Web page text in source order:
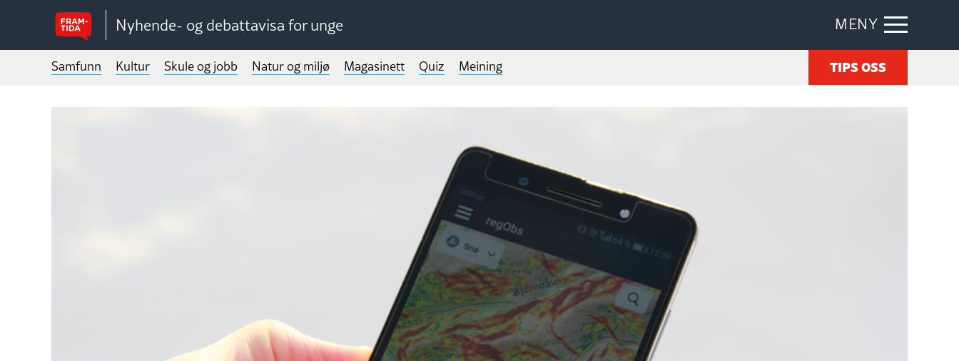
Nyhende- og debattavisa for unge MENY
Samfunn Kultur Skule og jobb Natur og miljø Magasinett Quiz Meining TIPS OSS